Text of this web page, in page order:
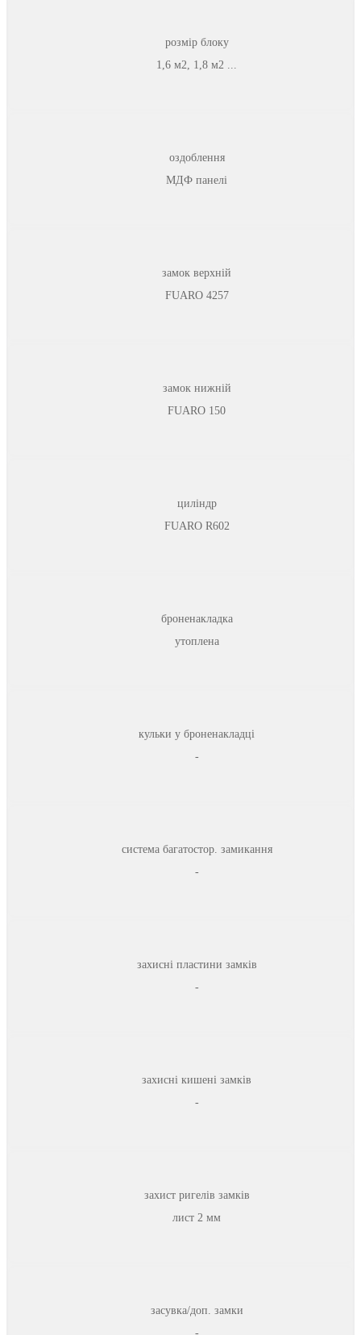
розмір блоку
1,6 м2, 1,8 м2 ...
оздоблення
МДФ панелі
замок верхній
FUARO 4257
замок нижній
FUARO 150
циліндр
FUARO R602
броненакладка
утоплена
кульки у броненакладці
-
система багатостор. замикання
-
захисні пластини замків
-
захисні кишені замків
-
захист ригелів замків
лист 2 мм
засувка/доп. замки